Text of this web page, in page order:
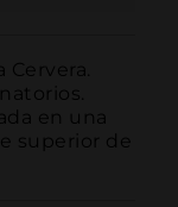
Cervera.
en una
superior de